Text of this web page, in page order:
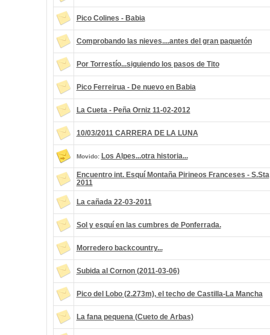
Pico Colines - Babia
Comprobando las nieves....antes del gran paquetón
Por Torrestío...siguiendo los pasos de Tito
Pico Ferreirua - De nuevo en Babia
La Cueta - Peña Orniz 11-02-2012
10/03/2011 CARRERA DE LA LUNA
Movido: Los Alpes...otra historia...
Encuentro int. Esquí Montaña Pirineos Franceses - S.Sta
2011
La cañada 22-03-2011
Sol y esquí en las cumbres de Ponferrada.
Morredero backcountry...
Subida al Cornon (2011-03-06)
Pico del Lobo (2.273m), el techo de Castilla-La Mancha
La fana pequena (Cueto de Arbas)